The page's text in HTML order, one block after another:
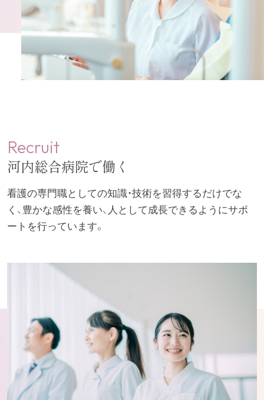
Recruit
河内総合病院で働く
看護の専門職としての知識・技術を習得するだけでな
く、豊かな感性を養い、人として成長できるようにサポ
ートを行っています。